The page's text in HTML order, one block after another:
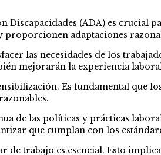
Discapacidades (ADA) es
adaptaciones
las necesidades de los
mejorarán la experiencia
Es fundamental
de las políticas y prácticas
que cumplan con los
de trabajo es esencial. Esto